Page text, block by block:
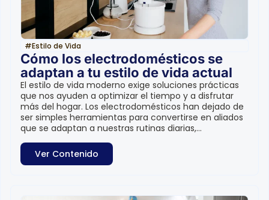
#Estilo de Vida
Cómo los electrodomésticos se
adaptan a tu estilo de vida actual
El estilo de vida moderno exige soluciones prácticas
que nos ayuden a optimizar el tiempo y a disfrutar
más del hogar. Los electrodomésticos han dejado de
ser simples herramientas para convertirse en aliados
que se adaptan a nuestras rutinas diarias,...
Ver Contenido